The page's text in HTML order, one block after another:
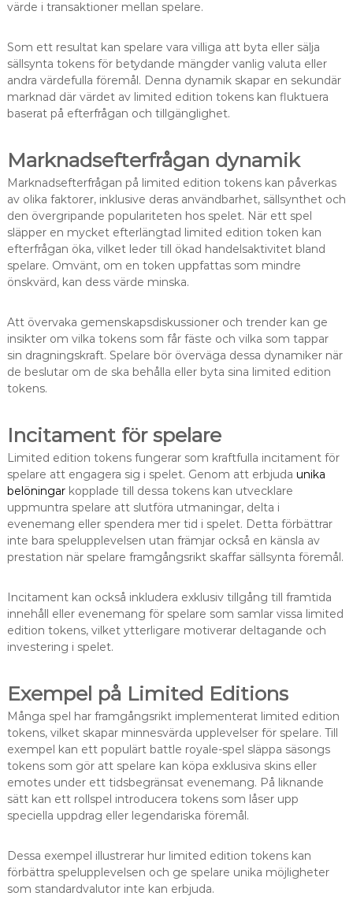
värde i transaktioner mellan spelare.
Som ett resultat kan spelare vara villiga att byta eller sälja
sällsynta tokens för betydande mängder vanlig valuta eller
andra värdefulla föremål. Denna dynamik skapar en sekundär
marknad där värdet av limited edition tokens kan fluktuera
baserat på efterfrågan och tillgänglighet.
Marknadsefterfrågan dynamik
Marknadsefterfrågan på limited edition tokens kan påverkas
av olika faktorer, inklusive deras användbarhet, sällsynthet och
den övergripande populariteten hos spelet. När ett spel
släpper en mycket efterlängtad limited edition token kan
efterfrågan öka, vilket leder till ökad handelsaktivitet bland
spelare. Omvänt, om en token uppfattas som mindre
önskvärd, kan dess värde minska.
Att övervaka gemenskapsdiskussioner och trender kan ge
insikter om vilka tokens som får fäste och vilka som tappar
sin dragningskraft. Spelare bör överväga dessa dynamiker när
de beslutar om de ska behålla eller byta sina limited edition
tokens.
Incitament för spelare
Limited edition tokens fungerar som kraftfulla incitament för
spelare att engagera sig i spelet. Genom att erbjuda unika
belöningarkopplade till dessa tokens kan utvecklare
uppmuntra spelare att slutföra utmaningar, delta i
evenemang eller spendera mer tid i spelet. Detta förbättrar
inte bara spelupplevelsen utan främjar också en känsla av
prestation när spelare framgångsrikt skaffar sällsynta föremål.
Incitament kan också inkludera exklusiv tillgång till framtida
innehåll eller evenemang för spelare som samlar vissa limited
edition tokens, vilket ytterligare motiverar deltagande och
investering i spelet.
Exempel på Limited Editions
Många spel har framgångsrikt implementerat limited edition
tokens, vilket skapar minnesvärda upplevelser för spelare. Till
exempel kan ett populärt battle royale-spel släppa säsongs
tokens som gör att spelare kan köpa exklusiva skins eller
emotes under ett tidsbegränsat evenemang. På liknande
sätt kan ett rollspel introducera tokens som låser upp
speciella uppdrag eller legendariska föremål.
Dessa exempel illustrerar hur limited edition tokens kan
förbättra spelupplevelsen och ge spelare unika möjligheter
som standardvalutor inte kan erbjuda.